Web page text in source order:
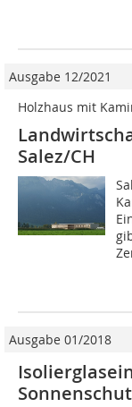
Ausgabe 12/2021
Holzhaus mit
Salez/CH
Ausgabe 01/2018